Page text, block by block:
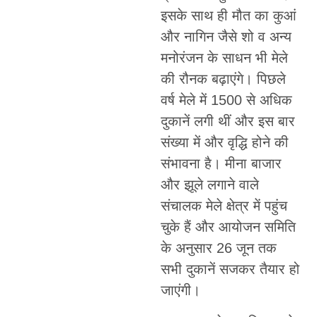
इसके साथ ही मौत का कुआं
और नागिन जैसे शो व अन्य
मनोरंजन के साधन भी मेले
की रौनक बढ़ाएंगे। पिछले
वर्ष मेले में 1500 से अधिक
दुकानें लगी थीं और इस बार
संख्या में और वृद्धि होने की
संभावना है। मीना बाजार
और झूले लगाने वाले
संचालक मेले क्षेत्र में पहुंच
चुके हैं और आयोजन समिति
के अनुसार 26 जून तक
सभी दुकानें सजकर तैयार हो
जाएंगी।